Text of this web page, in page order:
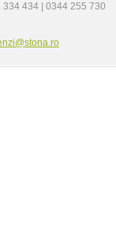
334 434 | 0344 255 730